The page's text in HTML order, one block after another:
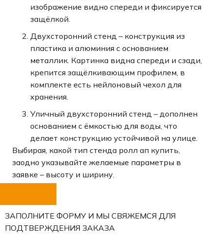
изображение видно спереди и фиксируется
защёлкой.
Двухсторонний стенд – конструкция из
пластика и алюминия с основанием
металлик. Картинка видна спереди и сзади,
крепится защёлкивающим профилем, в
комплекте есть нейлоновый чехол для
хранения.
Уличный двухсторонний стенд – дополнен
основанием с ёмкостью для воды, что
делает конструкцию устойчивой на улице.
Выбирая, какой тип стенда ролл ап купить,
заодно указывайте желаемые параметры в
заявке – высоту и ширину.
ЗАПОЛНИТЕ ФОРМУ И МЫ СВЯЖЕМСЯ ДЛЯ
ПОДТВЕРЖДЕНИЯ ЗАКАЗА